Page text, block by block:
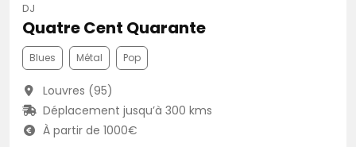
DJ
Quatre Cent Quarante
Blues Métal Pop
Louvres (95)
Déplacement jusqu’à 300 kms
À partir de 1000€